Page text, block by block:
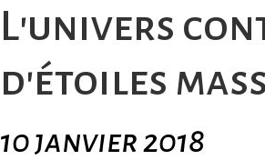
L'univers
d'étoiles
10 janvier 2018